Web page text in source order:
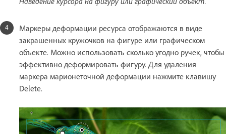
Маркеры деформации ресурса отображаются в виде
закрашенных кружочков на фигуре или графическом
объекте. Можно использовать сколько угодно ручек, чтобы
эффективно деформировать фигуру. Для удаления
маркера марионеточной деформации нажмите клавишу
Delete.